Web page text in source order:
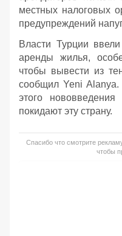
местных налоговых
предупреждений
Власти Турции
аренды жилья,
чтобы вывести из
сообщил Yeni
этого
покидают эту страну.
Спасибо что смотрите
чтобы